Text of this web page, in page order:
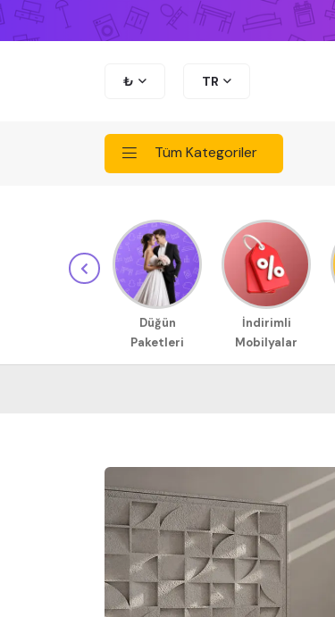
₺ TR
Tüm Kategoriler
Düğün
Paketleri
İndirimli
Mobilyalar